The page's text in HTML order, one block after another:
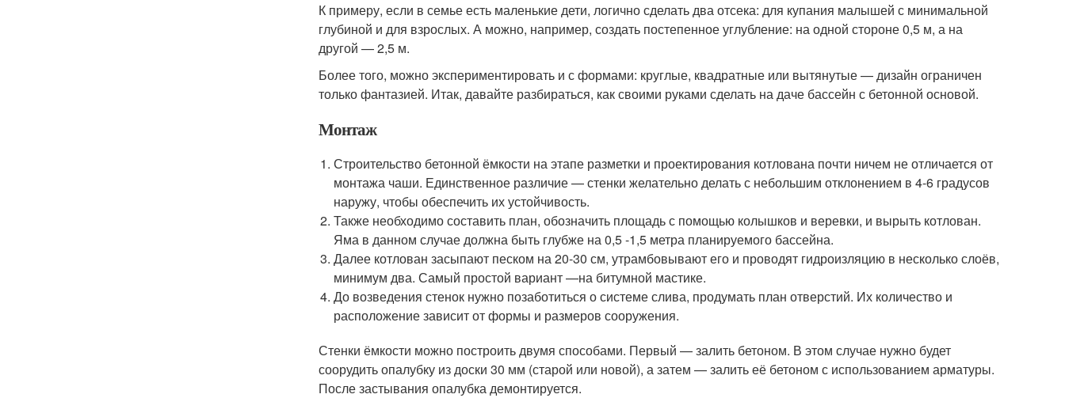
К примеру, если в семье есть маленькие дети, логично сделать два отсека: для купания малышей с минимальной
глубиной и для взрослых. А можно, например, создать постепенное углубление: на одной стороне 0,5 м, а на
другой — 2,5 м.
Более того, можно экспериментировать и с формами: круглые, квадратные или вытянутые — дизайн ограничен
только фантазией. Итак, давайте разбираться, как своими руками сделать на даче бассейн с бетонной основой.
Монтаж
Строительство бетонной ёмкости на этапе разметки и проектирования котлована почти ничем не отличается от
монтажа чаши. Единственное различие — стенки желательно делать с небольшим отклонением в 4-6 градусов
наружу, чтобы обеспечить их устойчивость.
Также необходимо составить план, обозначить площадь с помощью колышков и веревки, и вырыть котлован.
Яма в данном случае должна быть глубже на 0,5 -1,5 метра планируемого бассейна.
Далее котлован засыпают песком на 20-30 см, утрамбовывают его и проводят гидроизляцию в несколько слоёв,
минимум два. Самый простой вариант —на битумной мастике.
До возведения стенок нужно позаботиться о системе слива, продумать план отверстий. Их количество и
расположение зависит от формы и размеров сооружения.
Стенки ёмкости можно построить двумя способами. Первый — залить бетоном. В этом случае нужно будет
соорудить опалубку из доски 30 мм (старой или новой), а затем — залить её бетоном с использованием арматуры.
После застывания опалубка демонтируется.